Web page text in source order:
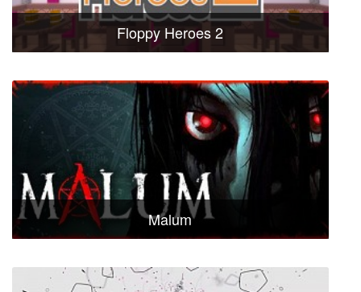
Floppy Heroes 2
Malum